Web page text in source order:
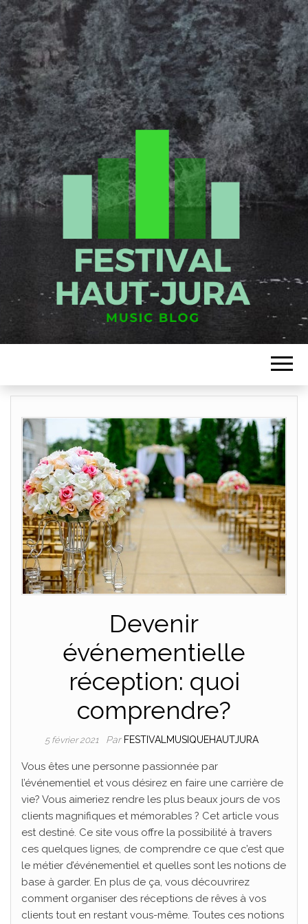
FESTIVAL
HAUT JURA
Music blog
Devenir
événementielle
réception: quoi
comprendre?
5 février 2021 Par FESTIVALMUSIQUEHAUTJURA
Vous êtes une personne passionnée par
l’événementiel et vous désirez en faire une carrière de
vie? Vous aimeriez rendre les plus beaux jours de vos
clients magnifiques et mémorables ? Cet article vous
est destiné. Ce site vous offre la possibilité à travers
ces quelques lignes, de comprendre ce que c’est que
le métier d’événementiel et quelles sont les notions de
base à garder. En plus de ça, vous découvrirez
comment organiser des réceptions de rêves à vos
clients tout en restant vous-même. Toutes ces notions